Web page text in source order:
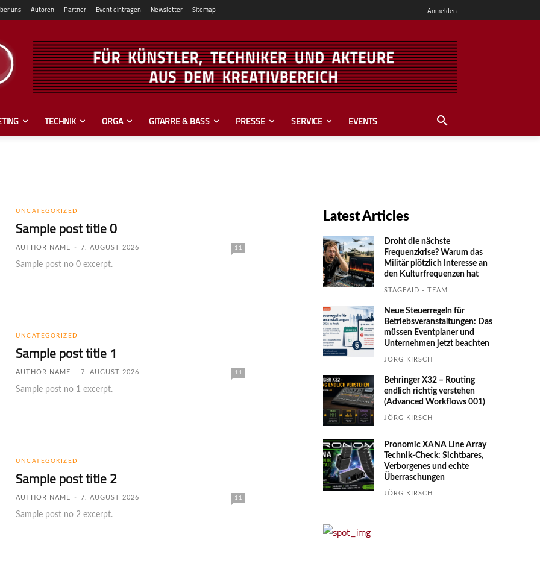
uns Autoren Partner Event eintragen Newsletter Sitemap Anmelden
TECHNIK ORGA GITARRE & BASS PRESSE SERVICE EVENTS
UNCATEGORIZED
Sample post title 0
AUTHOR NAME - 7. AUGUST 2026 11
Sample post no 0 excerpt.
UNCATEGORIZED
Sample post title 1
AUTHOR NAME - 7. AUGUST 2026 11
Sample post no 1 excerpt.
UNCATEGORIZED
Sample post title 2
AUTHOR NAME - 7. AUGUST 2026 11
Sample post no 2 excerpt.
Latest Articles
Droht die nächste
Frequenzkrise? Warum das
Mili­tär plötzlich Inte­resse an
den Kultur­fre­quen­zen hat
STAGEAID - TEAM
Neue Steuerregeln für
Betriebs­ver­an­stal­tungen: Das
müssen Event­planer und
Unter­nehmen jetzt beachten
JÖRG KIRSCH
Behringer X32 – Routing
endlich richtig verstehen
(Advanced Workflows 001)
JÖRG KIRSCH
Pronomic XANA Line Array
Technik-Check: Sichtbares,
Verborgenes und echte
Überraschungen
JÖRG KIRSCH